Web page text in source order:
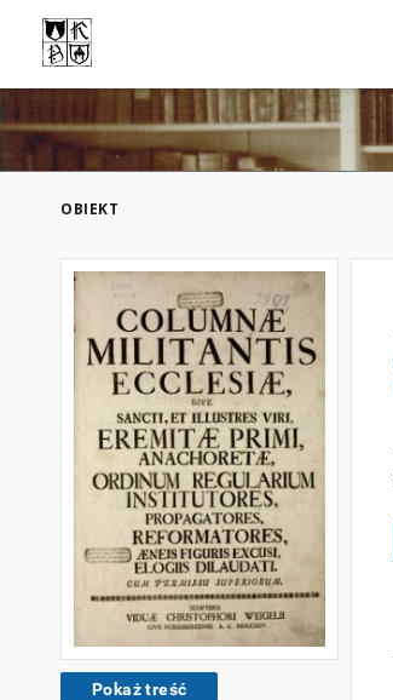
OBIEKT
Pokaż treść